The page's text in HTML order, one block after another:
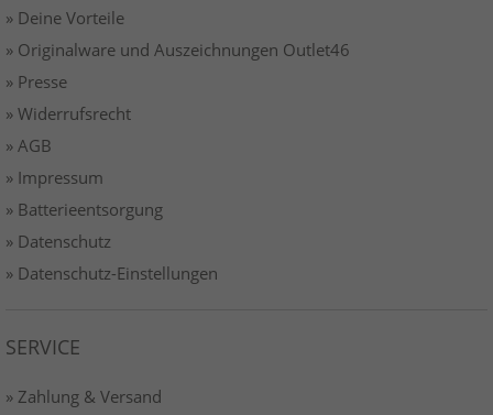
» Deine Vorteile
» Originalware und Auszeichnungen Outlet46
» Presse
» Widerrufsrecht
» AGB
» Impressum
» Batterieentsorgung
» Datenschutz
» Datenschutz-Einstellungen
SERVICE
» Zahlung & Versand